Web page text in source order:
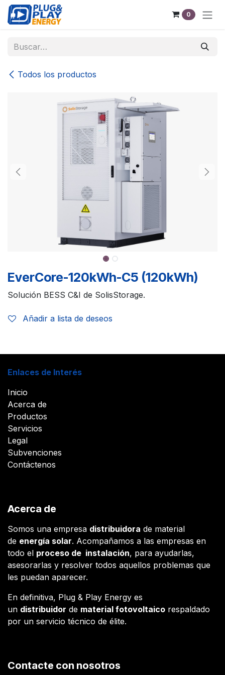
Ir al contenido
0
Todos los productos
EverCore-120kWh-C5 (120kWh)
Solución BESS C&I de SolisStorage.
Añadir a lista de deseos
Enlaces de Interés
Inicio
Acerca de
Productos
Servicios
Legal
Subvenciones
Contáctenos
Acerca de
Somos una empresa distribuidora de material
de energía solar. Acompañamos a las empresas en
todo el proceso de instalación, para ayudarlas,
asesorarlas y resolver todos aquellos problemas que
les puedan aparecer.
En definitiva, Plug & Play Energy es
un distribuidor de material fotovoltaico respaldado
por un servicio técnico de élite.
Contacte con nosotros